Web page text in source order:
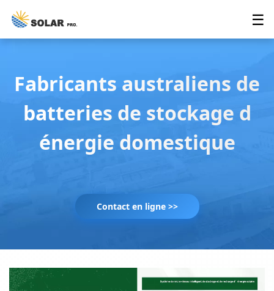
☰
Fabricants australiens de
batteries de stockage d
énergie domestique
Contact en ligne >>